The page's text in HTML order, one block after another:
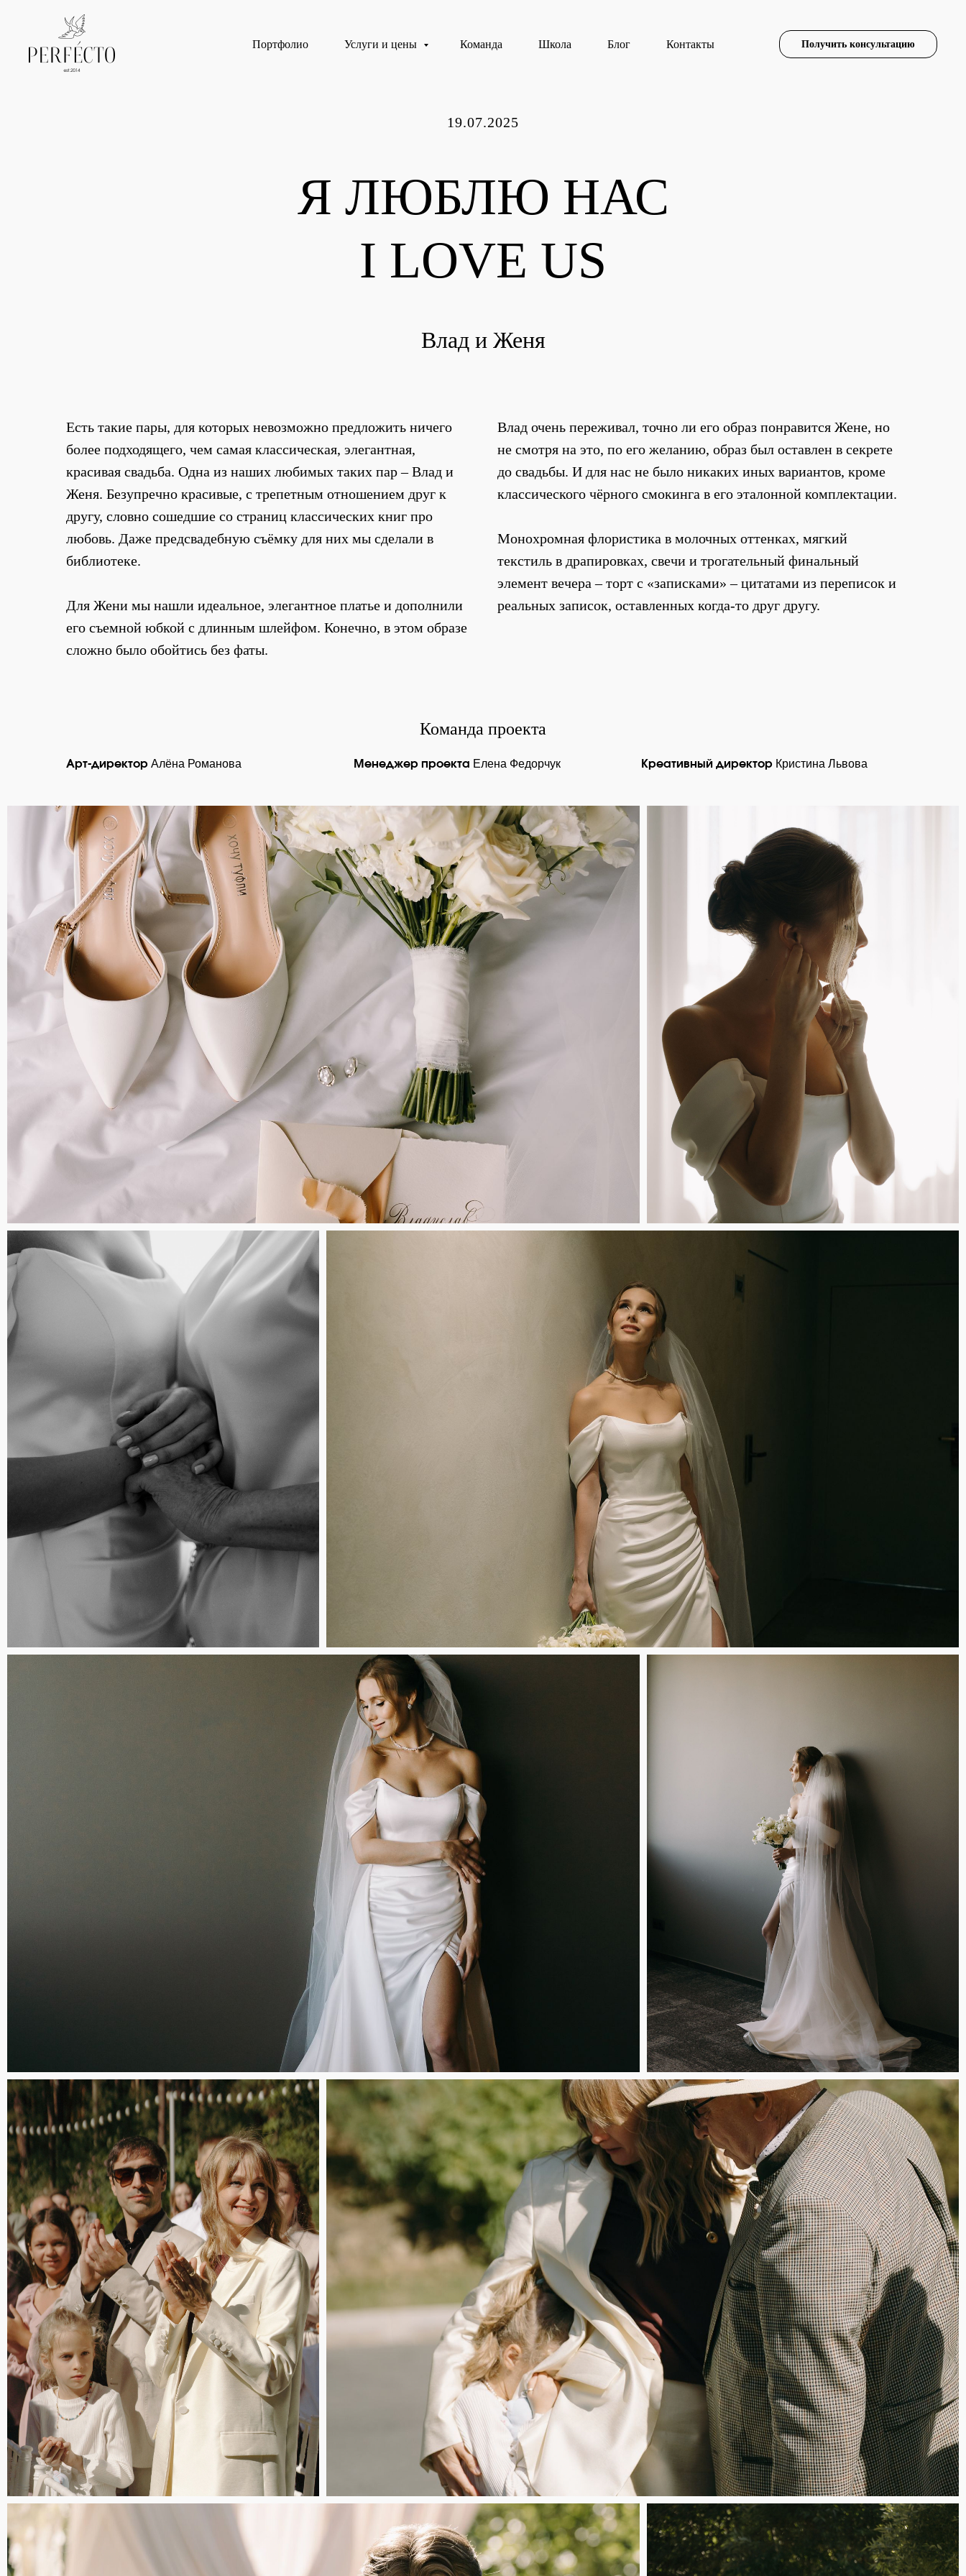
Портфолио Услуги и цены Команда Школа Блог Контакты Получить консультацию
19.07.2025
Я ЛЮБЛЮ НАС
I LOVE US
Влад и Женя
Есть такие пары, для которых невозможно предложить ничего
более подходящего, чем самая классическая, элегантная,
красивая свадьба. Одна из наших любимых таких пар – Влад и
Женя. Безупречно красивые, с трепетным отношением друг к
другу, словно сошедшие со страниц классических книг про
любовь. Даже предсвадебную съёмку для них мы сделали в
библиотеке.
Для Жени мы нашли идеальное, элегантное платье и дополнили
его съемной юбкой с длинным шлейфом. Конечно, в этом образе
сложно было обойтись без фаты.
Влад очень переживал, точно ли его образ понравится Жене, но
не смотря на это, по его желанию, образ был оставлен в секрете
до свадьбы. И для нас не было никаких иных вариантов, кроме
классического чёрного смокинга в его эталонной комплектации.
Монохромная флористика в молочных оттенках, мягкий
текстиль в драпировках, свечи и трогательный финальный
элемент вечера – торт с «записками» – цитатами из переписок и
реальных записок, оставленных когда-то друг другу.
Команда проекта
Арт-директор Алёна Романова Менеджер проекта Елена Федорчук Креативный директор Кристина Львова